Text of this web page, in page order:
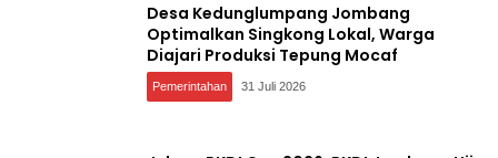
Desa Kedunglumpang Jombang
Optimalkan Singkong Lokal, Warga
Diajari Produksi Tepung Mocaf
Pemerintahan 31 Juli 2026